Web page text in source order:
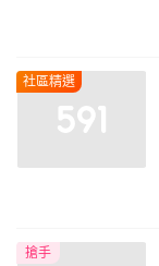
社區精選
搶手